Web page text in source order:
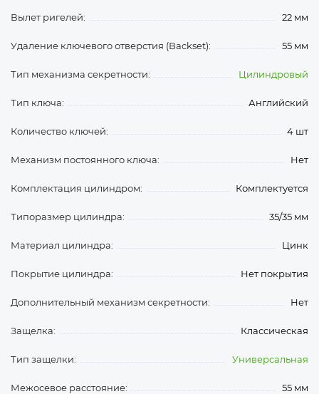
Вылет ригелей: 22 мм
Удаление ключевого отверстия (Backset): 55 мм
Тип механизма секретности: Цилиндровый
Тип ключа: Английский
Количество ключей: 4 шт
Механизм постоянного ключа: Нет
Комплектация цилиндром: Комплектуется
Типоразмер цилиндра: 35/35 мм
Материал цилиндра: Цинк
Покрытие цилиндра: Нет покрытия
Дополнительный механизм секретности: Нет
Защелка: Классическая
Тип защелки: Универсальная
Межосевое расстояние: 55 мм